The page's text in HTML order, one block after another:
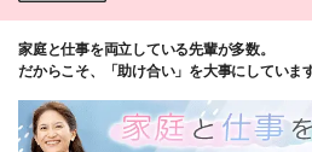
家庭と仕事を両立している先輩が多数。
だからこそ、「助け合い」を大事にしています